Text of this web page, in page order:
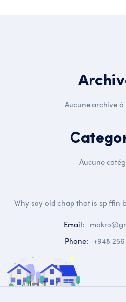
Aucune archive à
Aucune
Why say old chap that is spiffin
Email:
Phone: +948